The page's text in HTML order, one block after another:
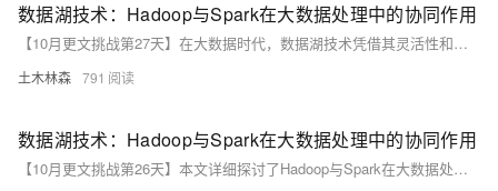
数据湖技术：Hadoop与Spark在大数据处理中的协同作用
【10月更文挑战第27天】在大数据时代，数据湖技术凭借其灵活性和成本效益成为企业存储和分析大规模异构数据的首选。Hadoop和Spark作为数据湖技术的核心组件，通过HDFS存储数据和Spark进行高效计算，实现了数据处理的优化。本文探讨了Hadoop与Spark的最佳实践，包括数据存储、处理、安全和可视化等方面，展示了它们在实际应用中的协同效应。
土木林森 791
数据湖技术：Hadoop与Spark在大数据处理中的协同作用
【10月更文挑战第26天】本文详细探讨了Hadoop与Spark在大数据处理中的协同作用，通过具体案例展示了两者的最佳实践。Hadoop的HDFS和MapReduce负责数据存储和预处理，确保高可靠性和容错性；Spark则凭借其高性能和丰富的API，进行深度分析和机器学习，实现高效的批处理和实时处理。